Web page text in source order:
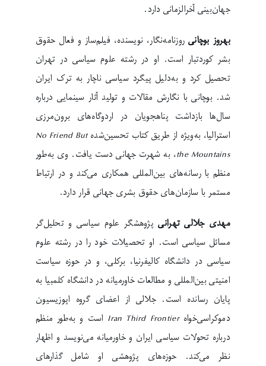
جهان‌بینی آخرالزمانی دارد.
بهروز بوچانیروزنامه‌نگار، نویسنده، فیلم‌ساز و فعال حقوق
بشر کوردتبار است. او در رشته علوم سیاسی در تهران
تحصیل کرد و به‌دلیل پیگرد سیاسی ناچار به ترک ایران
شد. بوچانی با نگارش مقالات و تولید آثار سینمایی درباره
سال‌ها بازداشت پناهجویان در اردوگاه‌های برون‌مرزی
استرالیا، به‌ویژه از طریق کتاب تحسین‌شدهNo Friend But
the Mountains، به شهرت جهانی دست یافت. وی به‌طور
منظم با رسانه‌های بین‌المللی همکاری می‌کند و در ارتباط
مستمر با سازمان‌های حقوق بشری جهانی قرار دارد.
مهدی جلالی تهرانیپژوهشگر علوم سیاسی و تحلیل‌گر
مسائل سیاسی است. او تحصیلات خود را در رشته علوم
سیاسی در دانشگاه کالیفرنیا، برکلی، و در حوزه سیاست
امنیتی بین‌المللی و مطالعات خاورمیانه در دانشگاه کلمبیا به
پایان رسانده است. جلالی از اعضای گروه اپوزیسیون
دموکراسی‌خواهIran Third Frontier است و به‌طور منظم
درباره تحولات سیاسی ایران و خاورمیانه می‌نویسد و اظهار
نظر می‌کند. حوزه‌های پژوهشی او شامل گذارهای